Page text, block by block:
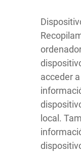
acceder
local.